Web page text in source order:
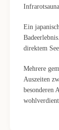
Ein
direktem
Mehrere
Auszeiten
besonderen